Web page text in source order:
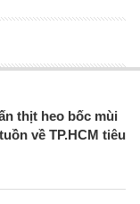
thịt heo bốc mùi
về TP.HCM tiêu